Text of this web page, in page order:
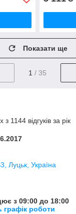
Показати ще
1 / 35
1144 відгуків за рік
Луцьк, Україна
з 09:00 до 18:00
графік роботи